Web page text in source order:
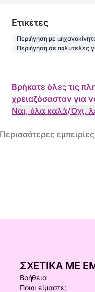
Eτικέτες
Περιήγηση με
Περιήγηση σε πολυτελές
Βρήκατε όλες τις
χρειαζόσασταν για
Ναι, όλα καλά/Όχι,
Περισσότερες
ΣΧΕΤΙΚΆ ΜΕ
Βοήθεια
Ποιοι είμαστε;